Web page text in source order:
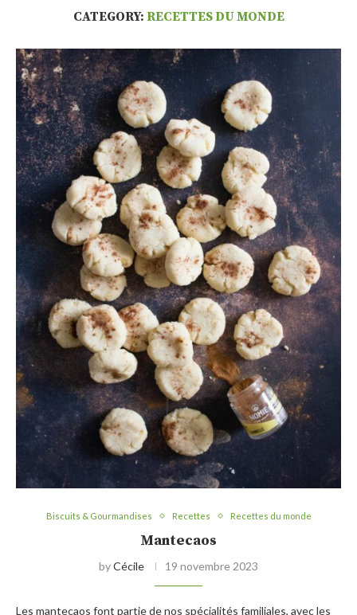
CATEGORY: RECETTES DU MONDE
Biscuits & Gourmandises Recettes Recettes du monde
Mantecaos
byCécile 19 novembre 2023
Les mantecaos font partie de nos spécialités familiales, avec les